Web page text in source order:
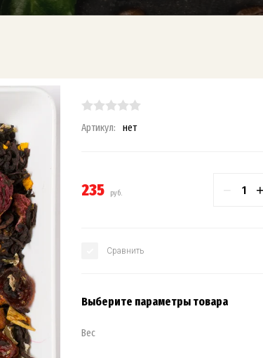
Артикул: нет
235 руб. − +
Сравнить
Выберите параметры товара
Вес